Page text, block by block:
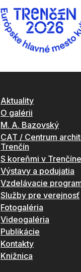
Aktuality
O galérii
M. A. Bazovský
CAT / Centrum
Trenčín
S koreňmi v Trenčíne
Výstavy a podujatia
Vzdelávacie
Služby pre verejnosť
Fotogaléria
Videogaléria
Publikácie
Kontakty
Knižnica